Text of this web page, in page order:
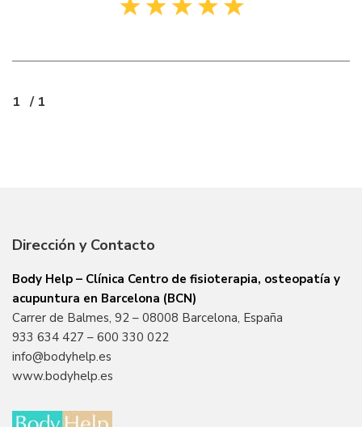
1 / 1
Dirección y Contacto
Body Help – Clínica Centro de fisioterapia, osteopatía y
acupuntura en Barcelona (BCN)
Carrer de Balmes, 92 – 08008 Barcelona, España
933 634 427 – 600 330 022
info@bodyhelp.es
www.bodyhelp.es